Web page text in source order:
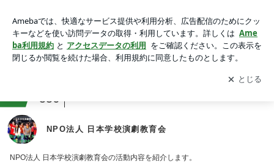
アプリをダウンロードして ブログの更新通知
を受け取りまし
ょう。
開く
556
NPO法人 日本学校演劇教育会
NPO法人 日本学校演劇教育会の活動内容を紹介します。